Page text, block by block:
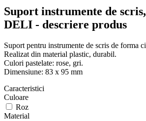
Suport instrumente de
DELI - descriere produs
Suport pentru instrumente de scris de forma
Realizat din material plastic, durabil.
Culori pastelate: rose, gri.
Dimensiune: 83 x 95 mm
Caracteristici
Culoare
Roz
Material